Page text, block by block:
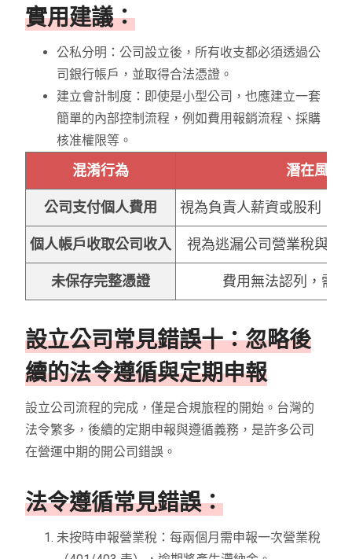
實用建議：
公私分明：公司設立後，所有收支都必須透過公
司銀行帳戶，並取得合法憑證。
建立會計制度：即使是小型公司，也應建立一套
簡單的內部控制流程，例如費用報銷流程、採購
核准權限等。
混淆行為 潛在風險
公司支付個人費用 視為負責人薪資或股利，
個人帳戶收取公司收入 視為逃漏公司營業稅與營
未保存完整憑證 費用無法認列，需
設立公司常見錯誤十：忽略後
續的法令遵循與定期申報
設立公司流程的完成，僅是合規旅程的開始。台灣的
法令繁多，後續的定期申報與遵循義務，是許多公司
在營運中期的開公司錯誤。
法令遵循常見錯誤：
未按時申報營業稅：每兩個月需申報一次營業稅